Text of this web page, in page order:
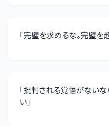
「完璧を求めるな。完璧を
「批判される覚悟がないな
い」